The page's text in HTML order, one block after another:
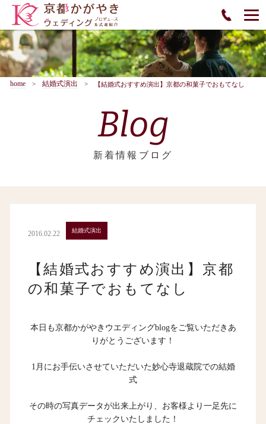
home 結婚式演出 【結婚式おすすめ演出】京都の和菓子でおもてなし
Blog
新着情報ブログ
2016.02.22 結婚式演出
【結婚式おすすめ演出】京都
の和菓子でおもてなし
本日も京都かがやきウエディングblogをご覧いただきあ
りがとうございます！
1月にお手伝いさせていただいた妙心寺退蔵院での結婚
式
その時の写真データが出来上がり、お客様より一足先に
チェックいたしました！